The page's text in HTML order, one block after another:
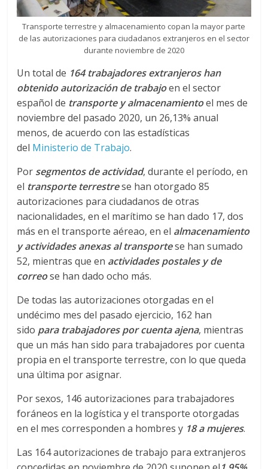
–
T
r
a
n
s
p
o
r
t
e
d
e
E
Transporte terrestre y almacenamiento copan la mayor parte
de las autorizaciones para ciudadanos extranjeros en el sector
durante noviembre de 2020
Un total de 164 trabajadores extranjeros han
obtenido autorización de trabajoen el sector
español de transporte y almacenamientoel mes de
noviembre del pasado 2020, un 26,13% anual
menos, de acuerdo con las estadísticas
del Ministerio de Trabajo.
Por segmentos de actividad, durante el período, en
el transporte terrestrese han otorgado 85
autorizaciones para ciudadanos de otras
nacionalidades, en el marítimo se han dado 17, dos
más en el transporte aéreao, en el almacenamiento
y actividades anexas al transportese han sumado
52, mientras que en actividades postales y de
correose han dado ocho más.
De todas las autorizaciones otorgadas en el
undécimo mes del pasado ejercicio, 162 han
sido para trabajadores por cuenta ajena, mientras
que un más han sido para trabajadores por cuenta
propia en el transporte terrestre, con lo que queda
una última por asignar.
Por sexos, 146 autorizaciones para trabajadores
foráneos en la logística y el transporte otorgadas
en el mes corresponden a hombres y 18a mujeres.
Las 164 autorizaciones de trabajo para extranjeros